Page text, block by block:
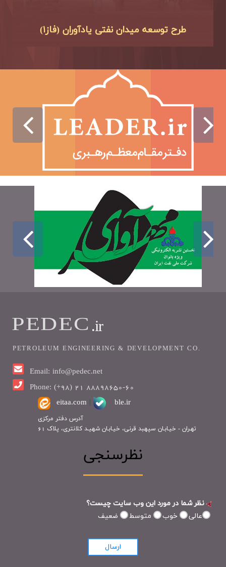
طرح توسعه میدان نفتی دارخوین (فاز ۱و۲ و۳)
PEDEC .ir
PETROLEUM ENGINEERING & DEVELOPMENT CO.
Email: info@pedec.net
Phone: (+98) 21 88898650-60
eitaa.com | ble.ir
آدرس دفتر مرکزی
تهـران - خیـابـان سپهبد قرنی، خیـابـان شهیـد کلانتری، پلاک 61
نظرسنجی
نظر شما در مورد این وب سایت چیست؟
عالی
خوب متوسط ضعیف
ارسال